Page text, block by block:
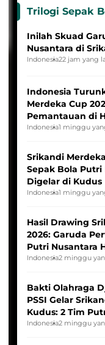
Trilogi Sepak
Inilah Skuad
Nusantara di
Indonesia22 jam yang
Indonesia
Merdeka Cup
Pemantauan di
League
Indonesia1 minggu
Srikandi
Sepak Bola
Digelar di Kudus
Indonesia1 minggu
Hasil Drawing
2026: Garuda
Putri Nusantara
Indonesia2 minggu
Bakti Olahraga
PSSI Gelar
Kudus: 2 Tim
Tim Asia
Indonesia2 minggu